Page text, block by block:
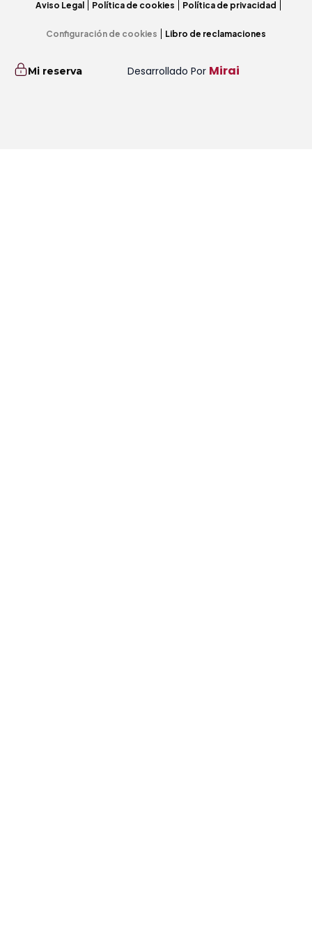
Aviso Legal Política de cookies Política de privacidad
Configuración de cookies Libro de reclamaciones
Mi reserva Desarrollado Por Mirai